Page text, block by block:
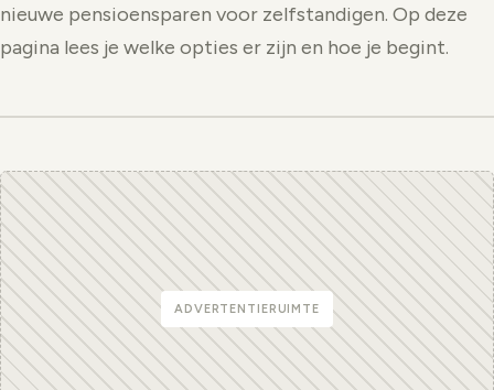
nieuwe pensioensparen voor zelfstandigen. Op deze
pagina lees je welke opties er zijn en hoe je begint.
ADVERTENTIERUIMTE